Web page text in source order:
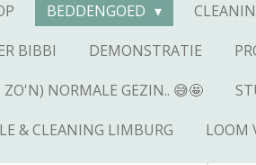
BEDDENGOED
BIBBI DEMONSTRATIE
NORMALE GEZIN.. 😅🤩
& CLEANING LIMBURG
LOOM